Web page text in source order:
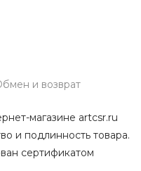
и возврат
магазине artcsr.ru
и подлинность товара.
сертификатом